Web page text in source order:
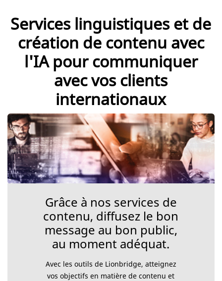
Services linguistiques et de
création de contenu avec
l'IA pour communiquer
avec vos clients
internationaux
Grâce à nos services de
contenu, diffusez le bon
message au bon public,
au moment adéquat.
Avec les outils de Lionbridge, atteignez
vos objectifs en matière de contenu et